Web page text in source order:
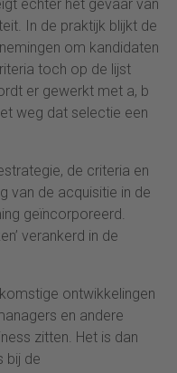
echter het gevaar van
In de praktijk blijkt de
om kandidaten
toch op de lijst
er gewerkt met a, b
weg dat selectie een
de criteria en
van de acquisitie in de
geïncorporeerd.
verankerd in de
ontwikkelingen
en andere
zitten. Het is dan
bij de